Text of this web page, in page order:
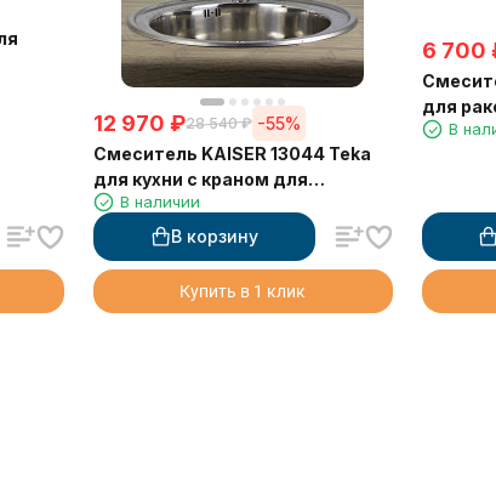
12 970 ₽28 540 ₽ -55%
Смеситель KAISER 13044 Teka
для кухни с краном для
питьевой воды
В наличии
В корзину
Купить в 1 клик
6 700
для
В